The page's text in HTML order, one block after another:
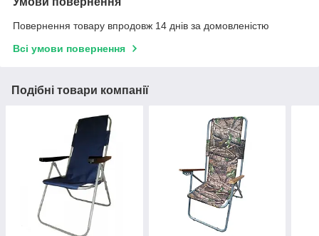
Повернення товару впродовж 14 днів за домовленістю
Всі умови повернення
Подібні товари компанії